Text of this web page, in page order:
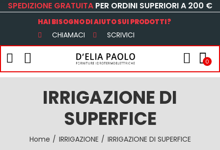
SPEDIZIONE GRATUITA PER ORDINI SUPERIORI A 200 €
HAI BISOGNO DI AIUTO SUI PRODOTTI?
CHIAMACI SCRIVICI
0
IRRIGAZIONE DI
SUPERFICE
Home IRRIGAZIONE IRRIGAZIONE DI SUPERFICE